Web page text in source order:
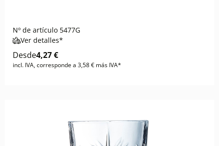
Nº de artículo 5477G
Ver detalles*
Desde4,27 €
incl. IVA, corresponde a 3,58 € más IVA*